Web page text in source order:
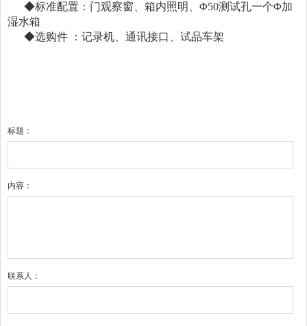
◆标准配置：门观察窗、箱内照明、Φ50测试孔一个Φ加
湿水箱
◆选购件 ：记录机、通讯接口、试品车架
标题：
内容：
联系人：